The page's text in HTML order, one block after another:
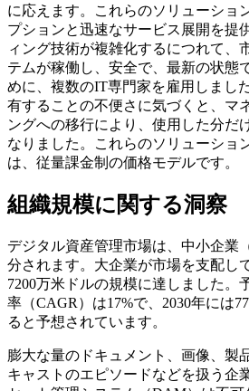
に応えます。これらのソリューショ
プションと迅速なサービス展開を提
ィング技術が複雑化するにつれて、
テムが稼働し、安全で、最新の状態
めに、複数のIT専門家を雇用しまし
有することの不便さに気づくと、マ
ングへの移行により、使用した分だ
なりました。これらのソリューショ
は、従量課金制の価格モデルです。
組織規模に関する洞察
デジタル資産管理市場は、中小企業
分されます。大企業が市場を支配し
7200万米ドルの規模に達しました。
率（CAGR）は17%で、2030年には
ると予想されています。
膨大な量のドキュメント、画像、製
キャストのエピソードなどを扱う企